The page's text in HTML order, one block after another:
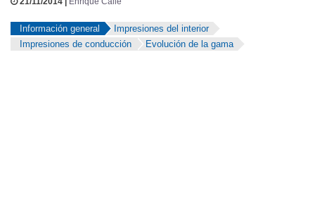
Información general
Impresiones del interior
Impresiones de conducción
Evolución de la gama